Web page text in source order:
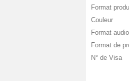
Format
Couleur
Format audio
Format de
N° de Visa